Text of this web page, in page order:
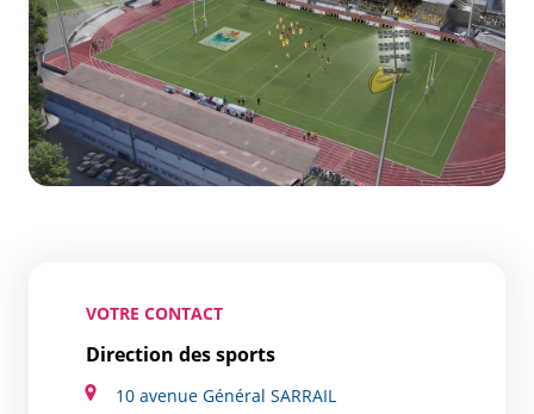
VOTRE CONTACT
Direction des sports
10 avenue Général SARRAIL